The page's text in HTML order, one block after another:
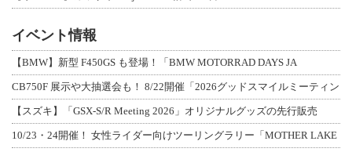
イベント情報
【BMW】新型 F450GS も登場！「BMW MOTORRAD DAYS JA
CB750F 展示や大抽選会も！ 8/22開催「2026グッドスマイルミーティン
【スズキ】「GSX-S/R Meeting 2026」オリジナルグッズの先行販売
10/23・24開催！ 女性ライダー向けツーリングラリー「MOTHER LAKE